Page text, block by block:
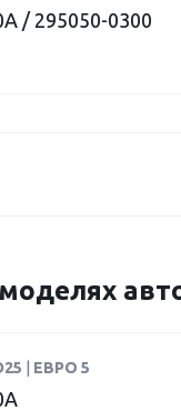
/ 295050-0300
ЕВРО 5